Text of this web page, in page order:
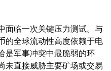
面临一次关键压力测试。与
的全球流动性高度依赖于电
是军事冲突中最脆弱的环
未直接威胁主要矿场或交易